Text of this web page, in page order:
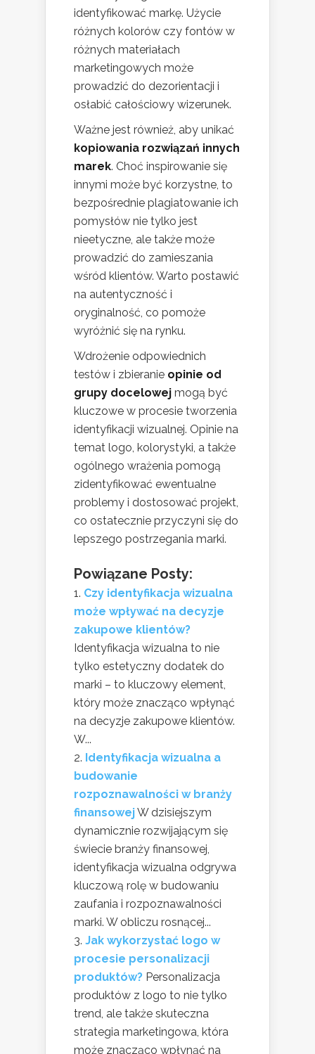
identyfikować markę. Użycie
różnych kolorów czy fontów w
różnych materiałach
marketingowych może
prowadzić do dezorientacji i
osłabić całościowy wizerunek.
Ważne jest również, aby unikać
kopiowania rozwiązań innych
marek. Choć inspirowanie się
innymi może być korzystne, to
bezpośrednie plagiatowanie ich
pomysłów nie tylko jest
nieetyczne, ale także może
prowadzić do zamieszania
wśród klientów. Warto postawić
na autentyczność i
oryginalność, co pomoże
wyróżnić się na rynku.
Wdrożenie odpowiednich
testów i zbieranie opinie od
grupy docelowej mogą być
kluczowe w procesie tworzenia
identyfikacji wizualnej. Opinie na
temat logo, kolorystyki, a także
ogólnego wrażenia pomogą
zidentyfikować ewentualne
problemy i dostosować projekt,
co ostatecznie przyczyni się do
lepszego postrzegania marki.
Powiązane Posty:
Czy identyfikacja wizualna
może wpływać na decyzje
zakupowe klientów?
Identyfikacja wizualna to nie
tylko estetyczny dodatek do
marki – to kluczowy element,
który może znacząco wpłynąć
na decyzje zakupowe klientów.
W...
Identyfikacja wizualna a
budowanie
rozpoznawalności w branży
finansowejW dzisiejszym
dynamicznie rozwijającym się
świecie branży finansowej,
identyfikacja wizualna odgrywa
kluczową rolę w budowaniu
zaufania i rozpoznawalności
marki. W obliczu rosnącej...
Jak wykorzystać logo w
procesie personalizacji
produktów? Personalizacja
produktów z logo to nie tylko
trend, ale także skuteczna
strategia marketingowa, która
może znacząco wpłynąć na